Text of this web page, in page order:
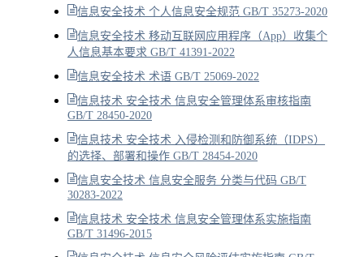
信息安全技术 个人信息安全规范 GB/T 35273-2020
信息安全技术 移动互联网应用程序（App）收集个
人信息基本要求 GB/T 41391-2022
信息安全技术 术语 GB/T 25069-2022
信息技术 安全技术 信息安全管理体系审核指南
GB/T 28450-2020
信息技术 安全技术 入侵检测和防御系统（IDPS）
的选择、部署和操作 GB/T 28454-2020
信息安全技术 信息安全服务 分类与代码 GB/T
30283-2022
信息技术 安全技术 信息安全管理体系实施指南
GB/T 31496-2015